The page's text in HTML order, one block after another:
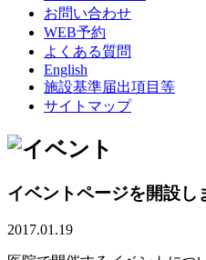
お問い合わせ
WEB予約
よくある質問
English
施設基準届出項目等
サイトマップ
イベントページを開設し
2017.01.19